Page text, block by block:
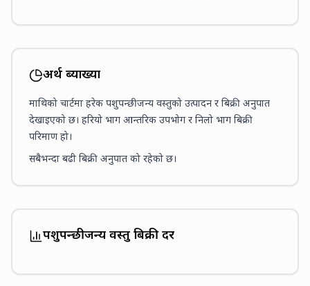
अर्थ ब्याख्या
माथिको चार्टमा हरेक पशुपन्छीजन्य वस्तुको उत्पादन र बिक्री अनुपात
देखाइएको छ। हरियो भाग आन्तरिक उपभोग र निलो भाग बिक्री
परिमाण हो।
सबैभन्दा बढी बिक्री अनुपात को रहेको छ।
पशुपन्छीजन्य वस्तु बिक्री दर